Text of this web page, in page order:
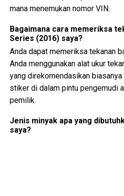
mana menemukan nomor VIN.
Bagaimana cara memeriksa
Series (2016) saya?
Anda dapat memeriksa tekanan
Anda menggunakan alat ukur
yang direkomendasikan
stiker di dalam pintu pengemudi
pemilik.
Jenis minyak apa yang
saya?